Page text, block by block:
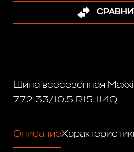
Шина всесезонная
772 33/10.5 R15 114Q
Описание